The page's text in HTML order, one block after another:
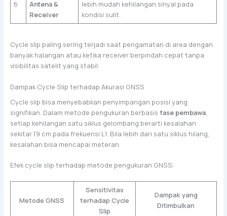
6
Antena &
Receiver
lebih mudah kehilangan sinyal pada
kondisi sulit.
Cycle slip paling sering terjadi saat pengamatan di area dengan
banyak halangan atau ketika receiver berpindah cepat tanpa
visibilitas satelit yang stabil.
Dampak Cycle Slip terhadap Akurasi GNSS
Cycle slip bisa menyebabkan penyimpangan posisi yang
signifikan. Dalam metode pengukuran berbasis fase pembawa,
setiap kehilangan satu siklus gelombang berarti kesalahan
sekitar 19 cm pada frekuensi L1. Bila lebih dari satu siklus hilang,
kesalahan bisa mencapai meteran.
Efek cycle slip terhadap metode pengukuran GNSS:
Metode GNSS
Sensitivitas
terhadap Cycle
Slip
Dampak yang
Ditimbulkan